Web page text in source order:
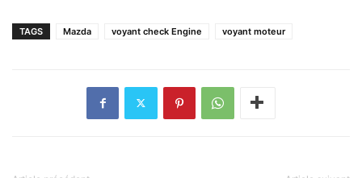
TAGS Mazda voyant check Engine voyant moteur